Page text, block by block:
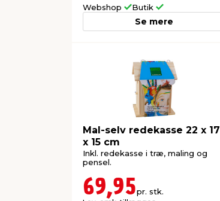
Webshop Butik
Se mere
Mal-selv redekasse 22 x 17
x 15 cm
Inkl. redekasse i træ, maling og
pensel.
69,95pr. stk.